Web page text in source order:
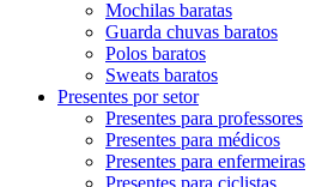
Mochilas baratas
Guarda chuvas baratos
Polos baratos
Sweats baratos
Presentes por setor
Presentes para professores
Presentes para médicos
Presentes para enfermeiras
Presentes para ciclistas